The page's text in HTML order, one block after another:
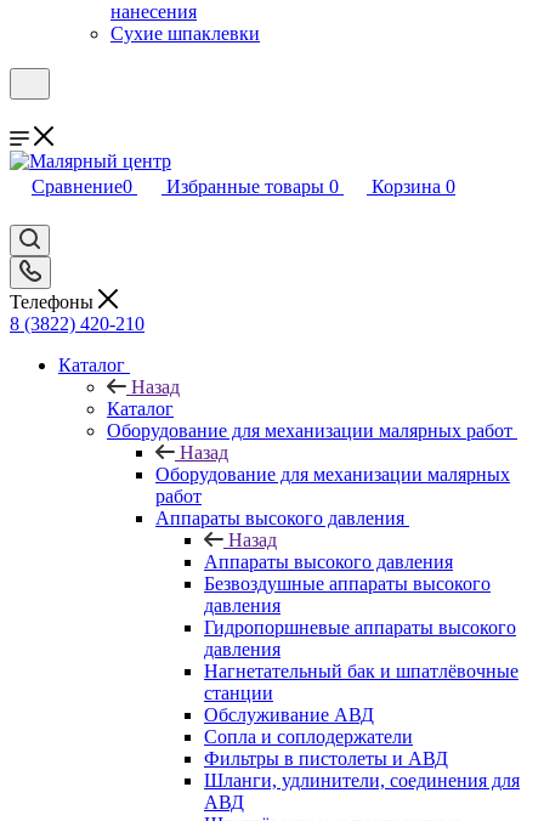
нанесения
Сухие шпаклевки
Сравнение0 Избранные товары 0 Корзина 0
Телефоны
8 (3822) 420-210
Каталог
Назад
Каталог
Оборудование для механизации малярных работ
Назад
Оборудование для механизации малярных
работ
Аппараты высокого давления
Назад
Аппараты высокого давления
Безвоздушные аппараты высокого
давления
Гидропоршневые аппараты высокого
давления
Нагнетательный бак и шпатлёвочные
станции
Обслуживание АВД
Сопла и соплодержатели
Фильтры в пистолеты и АВД
Шланги, удлинители, соединения для
АВД